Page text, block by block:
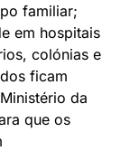
familiar;
em hospitais
colónias e
ficam
da
que os